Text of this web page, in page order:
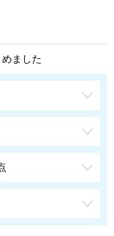
ました